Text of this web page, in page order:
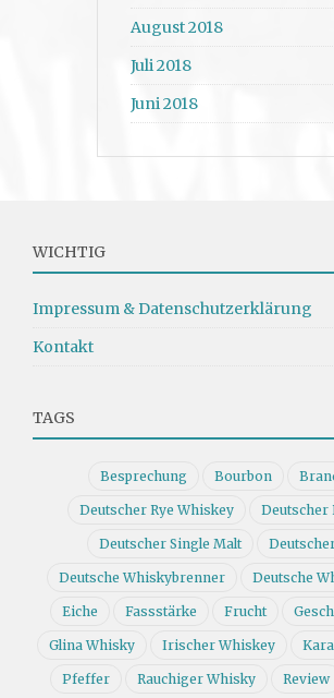
August 2018
Juli 2018
Juni 2018
WICHTIG
Impressum & Datenschutzerklärung
Kontakt
TAGS
Besprechung Bourbon
Deutscher Rye Whiskey Deutscher
Deutscher Single Malt
Deutsche Whiskybrenner Deutsche
Eiche Fassstärke Frucht
Glina Whisky Irischer Whiskey
Pfeffer Rauchiger Whisky Review